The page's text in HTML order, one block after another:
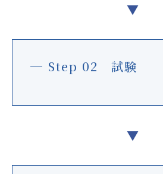
▼
Step 02 試験
▼